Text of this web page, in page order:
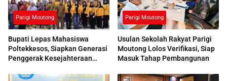
Parigi Moutong
Bupati Lepas Mahasiswa
Poltekkesos, Siapkan Generasi
Penggerak Kesejahteraan
Parigi Moutong
Usulan Sekolah Rakyat Parigi
Moutong Lolos Verifikasi, Siap
Masuk Tahap Pembangunan